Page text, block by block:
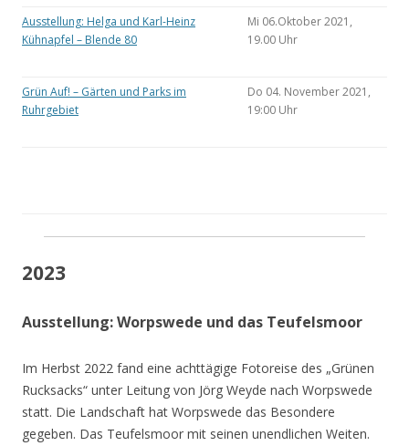
Ausstellung: Helga und Karl-Heinz
Kühnapfel – Blende 80
Mi 06.Oktober 2021,
19.00 Uhr
Grün Auf! – Gärten und Parks im
Ruhrgebiet
Do 04. November 2021,
19:00 Uhr
2023
Ausstellung: Worpswede und das Teufelsmoor
Im Herbst 2022 fand eine achttägige Fotoreise des „Grünen
Rucksacks“ unter Leitung von Jörg Weyde nach Worpswede
statt. Die Landschaft hat Worpswede das Besondere
gegeben. Das Teufelsmoor mit seinen unendlichen Weiten.